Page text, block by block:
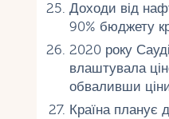
Доходи від
90% бюджету
2020 року
влаштувала
обваливши
Країна планує